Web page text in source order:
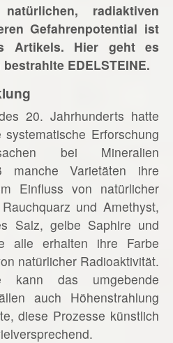
radiaktiven
Gefahrenpotential ist
Artikels. Hier geht es
EDELSTEINE.
20. Jahrhunderts hatte
Erforschung
bei Mineralien
manche Varietäten ihre
Einfluss von natürlicher
und Amethyst,
Salz, gelbe Saphire und
alle erhalten ihre Farbe
natürlicher Radioaktivität.
kann das umgebende
auch Höhenstrahlung
diese Prozesse künstlich